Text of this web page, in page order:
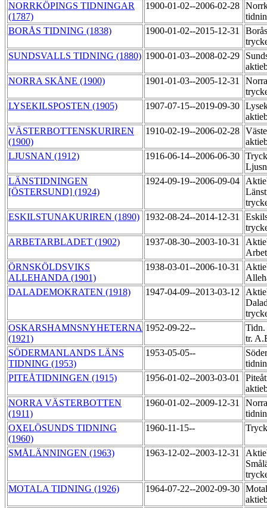
NORRKÖPINGS TIDNINGAR
(1787)
1900-01-02--2006-02-28
BORÅS TIDNING (1838)
1900-01-02--2015-12-31
SUNDSVALLS TIDNING (1880) 1900-01-03--2008-02-29
NORRA SKÅNE (1900)
1901-01-03--2005-12-31
LYSEKILSPOSTEN (1905)
1907-07-15--2019-09-30
VÄSTERBOTTENSKURIREN
(1900)
1910-02-19--2006-02-28
LJUSNAN (1912)
1916-06-14--2006-06-30
LÄNSTIDNINGEN
[ÖSTERSUND] (1924)
1924-09-19--2006-09-04
ESKILSTUNAKURIREN (1890)
1932-08-24--2014-12-31
ARBETARBLADET (1902)
1937-08-30--2003-10-31
ÖRNSKÖLDSVIKS
ALLEHANDA (1901)
1938-03-01--2006-10-31
DALADEMOKRATEN (1918)
1947-04-09--2013-03-12
OSKARSHAMNSNYHETERNA
(1921)
1952-09-22--
Tidn.
tr.
SÖDERMANLANDS LÄNS
TIDNING (1953)
1953-05-05--
PITEÅTIDNINGEN (1915)
1956-01-02--2003-03-01
NORRA VÄSTERBOTTEN
(1911)
1960-01-02--2009-12-31
OXELÖSUNDS TIDNING
(1960)
1960-11-15--
SMÅLÄNNINGEN (1963) 1963-12-02--2003-12-31
MOTALA TIDNING (1926)
1964-07-22--2002-09-30